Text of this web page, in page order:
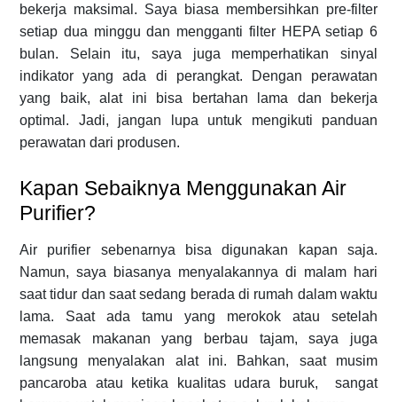
bekerja maksimal. Saya biasa membersihkan pre-filter
setiap dua minggu dan mengganti filter HEPA setiap 6
bulan. Selain itu, saya juga memperhatikan sinyal
indikator yang ada di perangkat. Dengan perawatan
yang baik, alat ini bisa bertahan lama dan bekerja
optimal. Jadi, jangan lupa untuk mengikuti panduan
perawatan dari produsen.
Kapan Sebaiknya Menggunakan Air
Purifier?
Air purifier sebenarnya bisa digunakan kapan saja.
Namun, saya biasanya menyalakannya di malam hari
saat tidur dan saat sedang berada di rumah dalam waktu
lama. Saat ada tamu yang merokok atau setelah
memasak makanan yang berbau tajam, saya juga
langsung menyalakan alat ini. Bahkan, saat musim
pancaroba atau ketika kualitas udara buruk, sangat